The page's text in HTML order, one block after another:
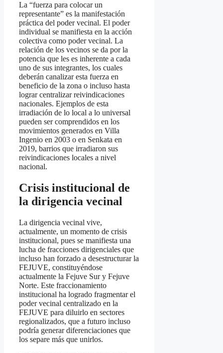
La “fuerza para colocar un
representante” es la manifestación
práctica del poder vecinal. El poder
individual se manifiesta en la acción
colectiva como poder vecinal. La
relación de los vecinos se da por la
potencia que les es inherente a cada
uno de sus integrantes, los cuales
deberán canalizar esta fuerza en
beneficio de la zona o incluso hasta
lograr centralizar reivindicaciones
nacionales. Ejemplos de esta
irradiación de lo local a lo universal
pueden ser comprendidos en los
movimientos generados en Villa
Ingenio en 2003 o en Senkata en
2019, barrios que irradiaron sus
reivindicaciones locales a nivel
nacional.
Crisis institucional de
la dirigencia vecinal
La dirigencia vecinal vive,
actualmente, un momento de crisis
institucional, pues se manifiesta una
lucha de fracciones dirigenciales que
incluso han forzado a desestructurar la
FEJUVE, constituyéndose
actualmente la Fejuve Sur y Fejuve
Norte. Este fraccionamiento
institucional ha logrado fragmentar el
poder vecinal centralizado en la
FEJUVE para diluirlo en sectores
regionalizados, que a futuro incluso
podría generar diferenciaciones que
los separe más que unirlos.